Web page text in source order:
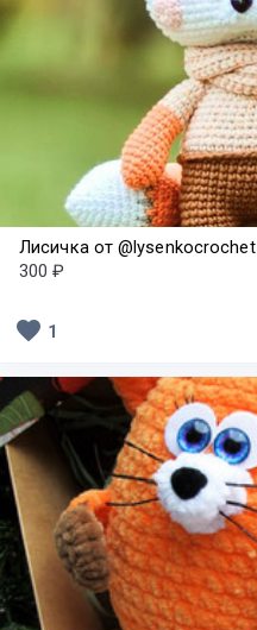
Лисичка от @lysenkocrochet
300 ₽
favorite 1